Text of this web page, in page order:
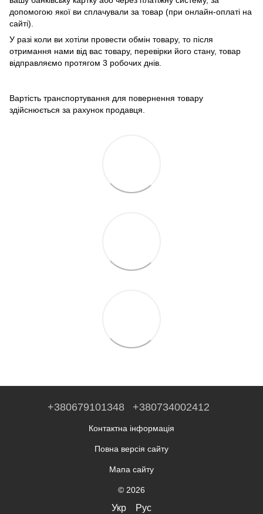
допомогою якої ви сплачували за товар (при онлайн-оплаті на
сайті).
У разі коли ви хотіли провести обмін товару, то після
отримання нами від вас товару, перевірки його стану, товар
відправляємо протягом 3 робочих днів.
Вартість транспортування для повернення товару
здійснюється за рахунок продавця.
+380679101348 +380734002412
Контактна інформація
Повна версія сайту
Мапа сайту
© 2026
Укр Рус